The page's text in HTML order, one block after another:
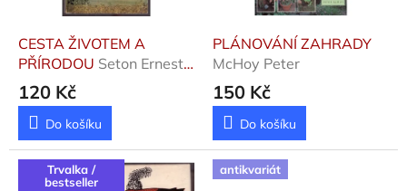
CESTA ŽIVOTEM A
PŘÍRODOU Seton Ernest
Thompson
120 Kč
Do košíku
PLÁNOVÁNÍ ZAHRADY
McHoy Peter
150 Kč
Do košíku
Trvalka /
bestseller
antikvariát